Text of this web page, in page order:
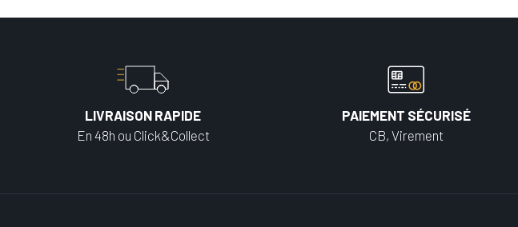
LIVRAISON RAPIDE
En 48h ou Click&Collect
PAIEMENT SÉCURISÉ
CB, Virement